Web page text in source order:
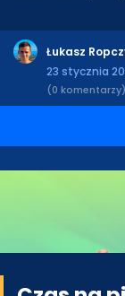
Łukasz
23 stycznia
(0 komentarzy)